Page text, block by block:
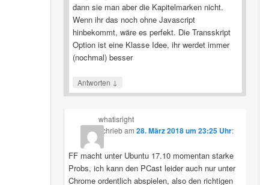
dann sie man aber die Kapitelmarken nicht.
Wenn ihr das noch ohne Javascript
hinbekommt, wäre es perfekt. Die Transskript
Option ist eine Klasse Idee, ihr werdet immer
(nochmal) besser
Antworten ↓
whatisright
schriebam 28. März 2018 um 23:25 Uhr:
FF macht unter Ubuntu 17.10 momentan starke
Probs, ich kann den PCast leider auch nur unter
Chrome ordentlich abspielen, also den richtigen